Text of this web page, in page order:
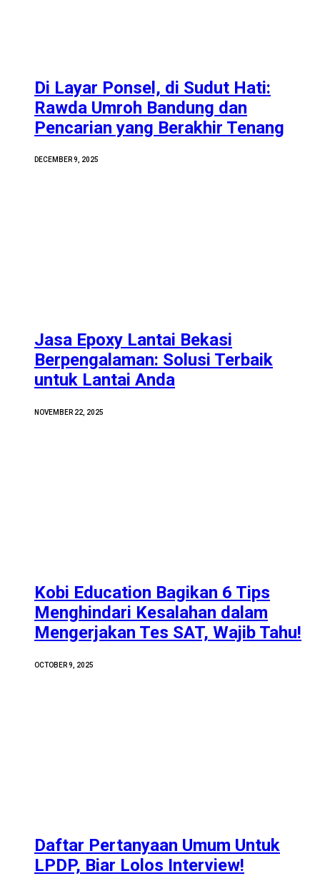
Di Layar Ponsel, di Sudut Hati:
Rawda Umroh Bandung dan
Pencarian yang Berakhir Tenang
DECEMBER 9, 2025
Jasa Epoxy Lantai Bekasi
Berpengalaman: Solusi Terbaik
untuk Lantai Anda
NOVEMBER 22, 2025
Kobi Education Bagikan 6 Tips
Menghindari Kesalahan dalam
Mengerjakan Tes SAT, Wajib Tahu!
OCTOBER 9, 2025
Daftar Pertanyaan Umum Untuk
LPDP, Biar Lolos Interview!